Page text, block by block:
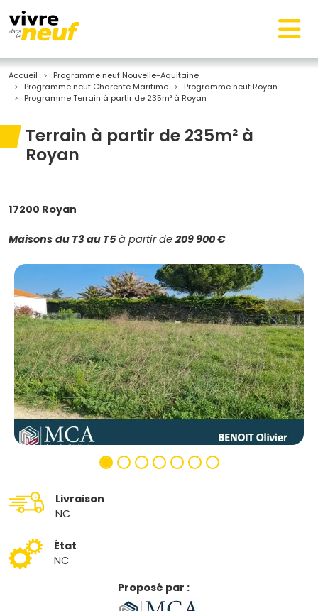
Accueil
Programme neuf Nouvelle-Aquitaine
Programme neuf Charente Maritime
Programme neuf Royan
Programme Terrain à partir de 235m² à Royan
Terrain à partir de 235m² à
Royan
17200 Royan
Maisons du T3 au T5 à partir de 209 900 €
Livraison
NC
État
NC
Proposé par :